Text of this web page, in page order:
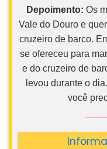
Depoimento: Os
Vale do Douro e
cruzeiro de barco.
se ofereceu para
e do cruzeiro de
levou durante o
você